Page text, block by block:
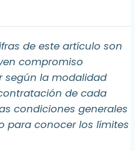
de este artículo son
compromiso
según la modalidad
de cada
condiciones generales
para conocer los límites